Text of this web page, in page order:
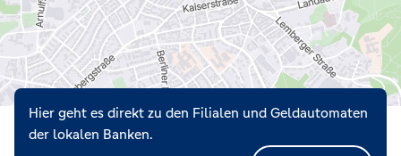
Hier geht es direkt zu den Filialen und Geldautomaten
der lokalen Banken.